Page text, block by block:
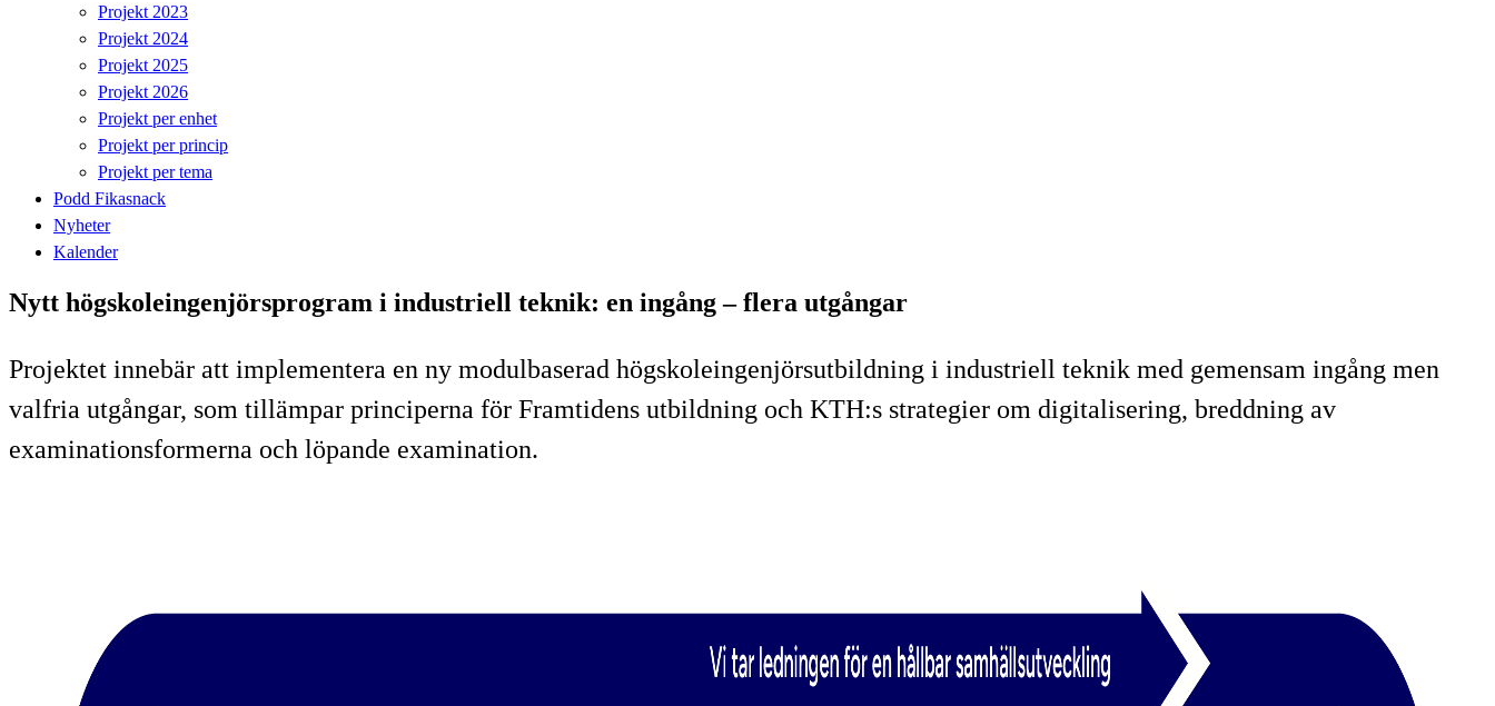
Projekt 2023
Projekt 2024
Projekt 2025
Projekt 2026
Projekt per enhet
Projekt per princip
Projekt per tema
Podd Fikasnack
Nyheter
Kalender
Nytt högskoleingenjörsprogram i industriell teknik: en ingång – flera utgångar
Projektet innebär att implementera en ny modulbaserad högskoleingenjörsutbildning i industriell teknik med gemensam ingång men
valfria utgångar, som tillämpar principerna för Framtidens utbildning och KTH:s strategier om digitalisering, breddning av
examinationsformerna och löpande examination.